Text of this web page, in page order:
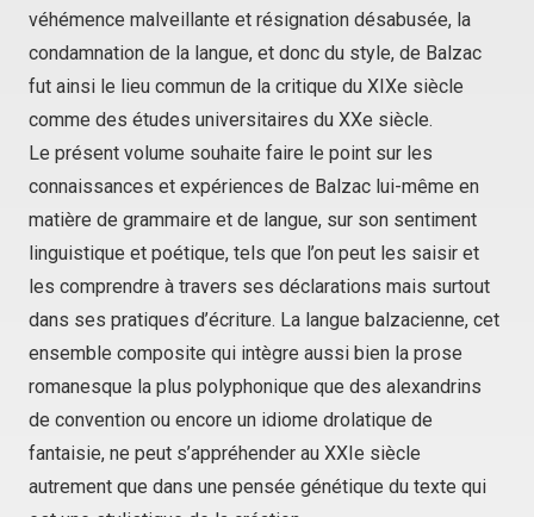
véhémence malveillante et résignation désabusée, la
condamnation de la langue, et donc du style, de Balzac
fut ainsi le lieu commun de la critique du XIXe siècle
comme des études universitaires du XXe siècle.
Le présent volume souhaite faire le point sur les
connaissances et expériences de Balzac lui-même en
matière de grammaire et de langue, sur son sentiment
linguistique et poétique, tels que l’on peut les saisir et
les comprendre à travers ses déclarations mais surtout
dans ses pratiques d’écriture. La langue balzacienne, cet
ensemble composite qui intègre aussi bien la prose
romanesque la plus polyphonique que des alexandrins
de convention ou encore un idiome drolatique de
fantaisie, ne peut s’appréhender au XXIe siècle
autrement que dans une pensée génétique du texte qui